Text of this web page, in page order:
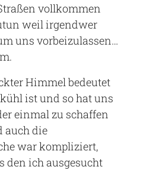
vollkommen
weil irgendwer
uns vorbeizulassen…
Himmel bedeutet
ist und so hat uns
einmal zu schaffen
auch die
war kompliziert,
den ich ausgesucht